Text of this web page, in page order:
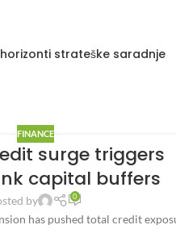
strateške saradnje
FINANCE
surge triggers
capital buffers
by 0
has pushed total credit